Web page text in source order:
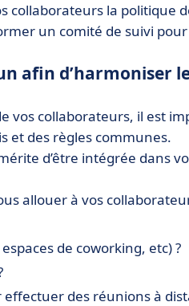
collaborateurs la politique
un comité de suivi
afin d’harmoniser
vos collaborateurs, il est
et des règles communes.
d’être intégrée dans
allouer à vos
de coworking, etc) ?
des réunions à